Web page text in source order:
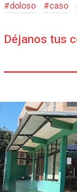
#doloso #caso
Déjanos tus